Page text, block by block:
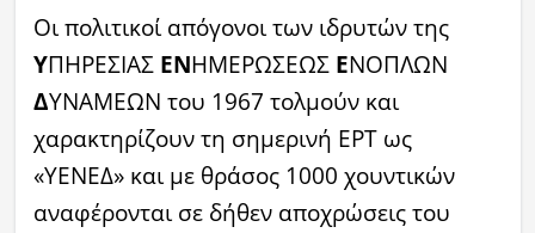
Οι πολιτικοί απόγονοι των ιδρυτών της
ΥΠΗΡΕΣΙΑΣ ΕΝΗΜΕΡΩΣΕΩΣ ΕΝΟΠΛΩΝ
ΔΥΝΑΜΕΩΝ του 1967 τολμούν και
χαρακτηρίζουν τη σημερινή ΕΡΤ ως
«ΥΕΝΕΔ» και με θράσος 1000 χουντικών
αναφέρονται σε δήθεν αποχρώσεις του